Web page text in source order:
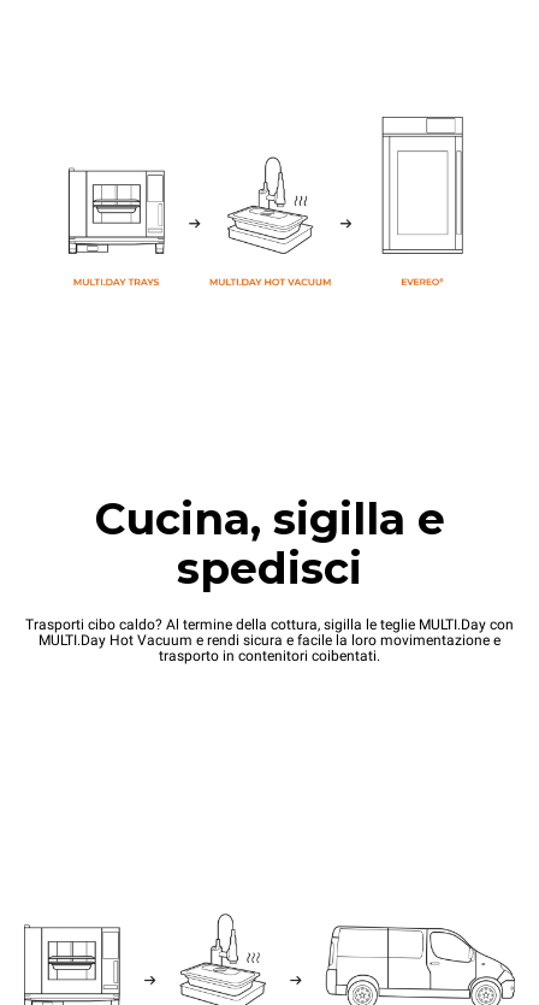
Cucina, sigilla e
spedisci
Trasporti cibo caldo? Al termine della cottura, sigilla le teglie MULTI.Day con
MULTI.Day Hot Vacuum e rendi sicura e facile la loro movimentazione e
trasporto in contenitori coibentati.